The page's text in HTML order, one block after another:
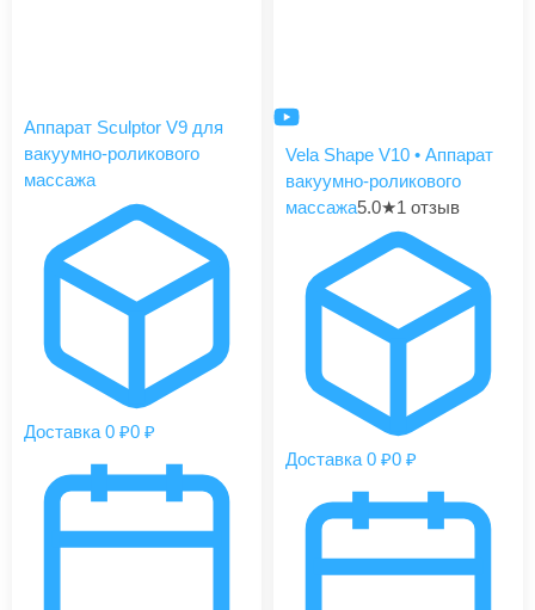
Аппарат Sculptor V9 для
вакуумно-роликового
массажа
Доставка 0 ₽0 ₽
Vela Shape V10 • Аппарат
вакуумно-роликового
массажа5.0★1 отзыв
Доставка 0 ₽0 ₽